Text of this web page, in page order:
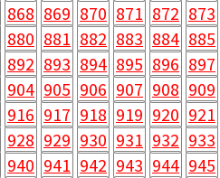
868 869 870 871 872 873
880 881 882 883 884 885
892 893 894 895 896 897
904 905 906 907 908 909
916 917 918 919 920 921
928 929 930 931 932 933
940 941 942 943 944 945